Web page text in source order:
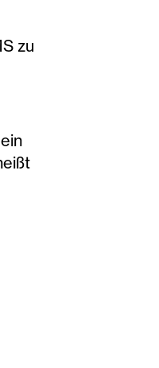
zu